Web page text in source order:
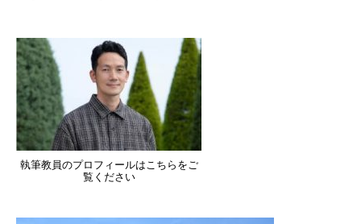
執筆教員のプロフィールはこちらをご
覧ください